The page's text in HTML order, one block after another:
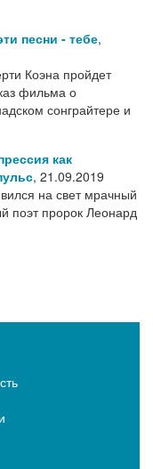
песни - тебе,
Коэна пройдет
фильма о
сонграйтере и
как
, 21.09.2019
на свет мрачный
поэт пророк Леонард